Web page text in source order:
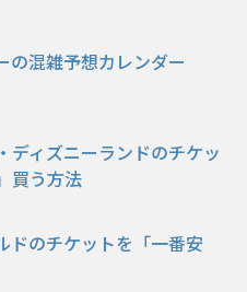
の混雑予想カレンダー
ディズニーランドのチケッ
買う方法
ドのチケットを「一番安